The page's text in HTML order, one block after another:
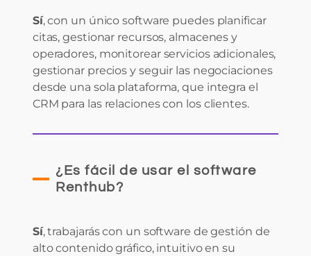
Sí, con un único software puedes planificar
citas, gestionar recursos, almacenes y
operadores, monitorear servicios adicionales,
gestionar precios y seguir las negociaciones
desde una sola plataforma, que integra el
CRM para las relaciones con los clientes.
¿Es fácil de usar el software
Renthub?
Sí, trabajarás con un software de gestión de
alto contenido gráfico, intuitivo en su